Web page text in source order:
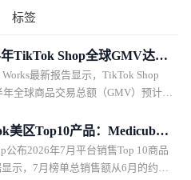
标签
年TikTok Shop全球GMV达
最新报告显示，TikTok Shop
年全球商品交易总额（GMV）预计达
1000亿美元，达到1235亿美元。
美区Top10产品：Medicube
月登顶
公布2026年7月平台销售Top 10商品
示，7月榜单总销售额从6月的约